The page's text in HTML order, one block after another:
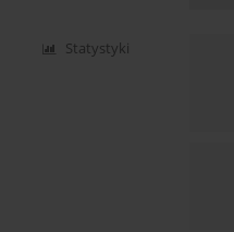
Statystyki